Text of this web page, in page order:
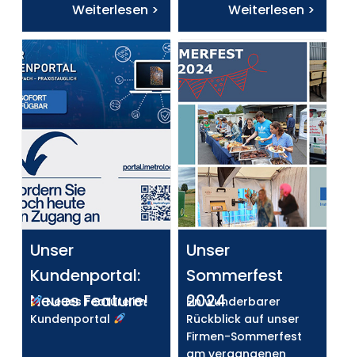
Weiterlesen > Weiterlesen >
Unser
Kundenportal:
Neues Feature!
Neues Feature im
Kundenportal
Unser
Sommerfest
2024
Ein wunderbarer
Rückblick auf unser
Firmen-Sommerfest
am vergangenen